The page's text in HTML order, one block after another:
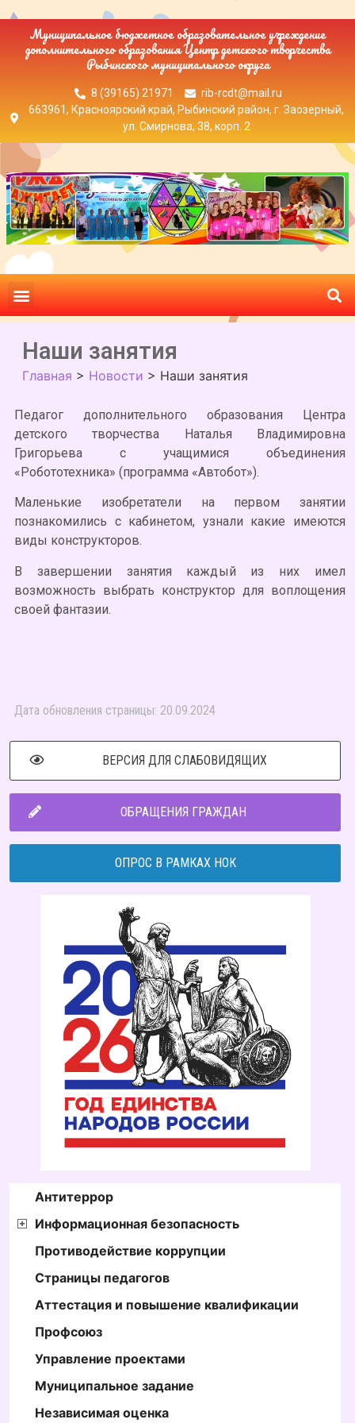
Муниципальное бюджетное образовательное учреждение
дополнительного образования Центр детского творчества
Рыбинского муниципального округа
8 (39165) 21971
rib-rcdt@mail.ru
663961, Красноярский край, Рыбинский район, г. Заозерный,
ул. Смирнова, 38, корп. 2
Наши занятия
Главная > Новости > Наши занятия
Педагог дополнительного образования Центра
детского творчества Наталья Владимировна
Григорьева с учащимися объединения
«Робототехника» (программа «Автобот»).
Маленькие изобретатели на первом занятии
познакомились с кабинетом, узнали какие имеются
виды конструкторов.
В завершении занятия каждый из них имел
возможность выбрать конструктор для воплощения
своей фантазии.
Дата обновления страницы: 20.09.2024
ВЕРСИЯ ДЛЯ СЛАБОВИДЯЩИХ
ОБРАЩЕНИЯ ГРАЖДАН
ОПРОС В РАМКАХ НОК
Антитеррор
Информационная безопасность
Противодействие коррупции
Страницы педагогов
Аттестация и повышение квалификации
Профсоюз
Управление проектами
Муниципальное задание
Независимая оценка